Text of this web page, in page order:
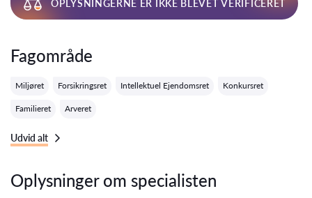
OPLYSNINGERNE ER IKKE BLEVET VERIFICERET
Fagområde
Miljøret Forsikringsret Intellektuel Ejendomsret Konkursret
Familieret Arveret
Udvid alt
Oplysninger om specialisten